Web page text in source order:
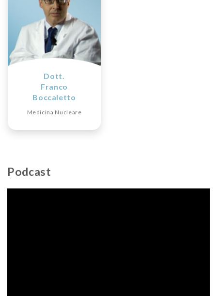
Dott.
Franco
Boccaletto
Medicina Nucleare
Podcast